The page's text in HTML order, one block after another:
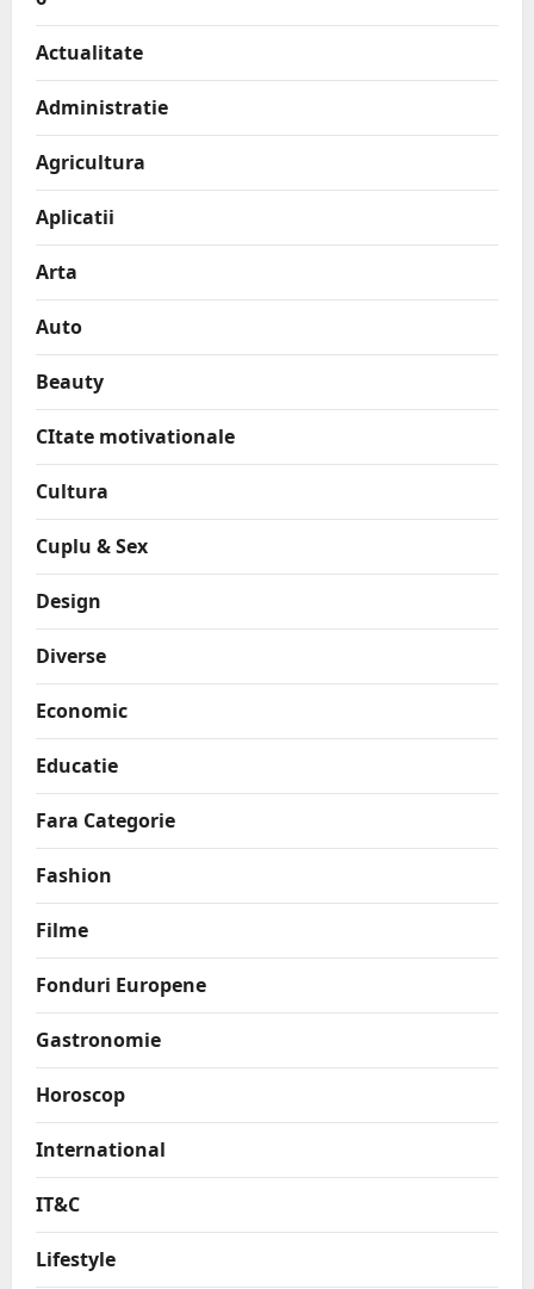
Actualitate
Administratie
Agricultura
Aplicatii
Arta
Auto
Beauty
CItate motivationale
Cultura
Cuplu & Sex
Design
Diverse
Economic
Educatie
Fara Categorie
Fashion
Filme
Fonduri Europene
Gastronomie
Horoscop
International
IT&C
Lifestyle